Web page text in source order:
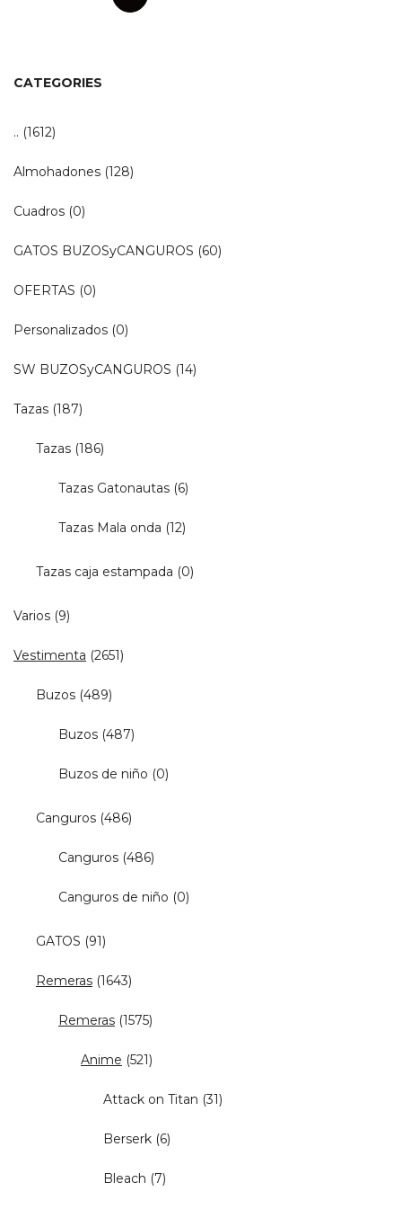
CATEGORIES
.. (1612)
Almohadones (128)
Cuadros (0)
GATOS BUZOSyCANGUROS (60)
OFERTAS (0)
Personalizados (0)
SW BUZOSyCANGUROS (14)
Tazas (187)
Tazas (186)
Tazas Gatonautas (6)
Tazas Mala onda (12)
Tazas caja estampada (0)
Varios (9)
Vestimenta (2651)
Buzos (489)
Buzos (487)
Buzos de niño (0)
Canguros (486)
Canguros (486)
Canguros de niño (0)
GATOS (91)
Remeras (1643)
Remeras (1575)
Anime (521)
Attack on Titan (31)
Berserk (6)
Bleach (7)